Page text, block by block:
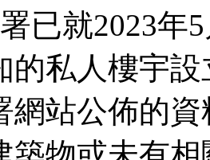
已就2023年
的私人樓宇
網站公佈的